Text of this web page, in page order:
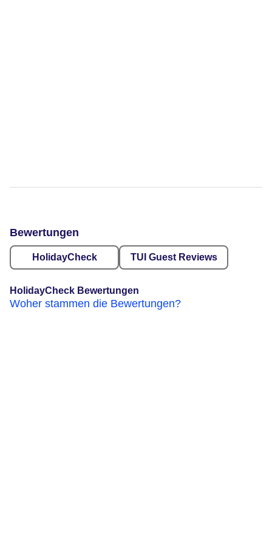
Bewertungen
HolidayCheck TUI Guest Reviews
HolidayCheck Bewertungen
Woher stammen die Bewertungen?